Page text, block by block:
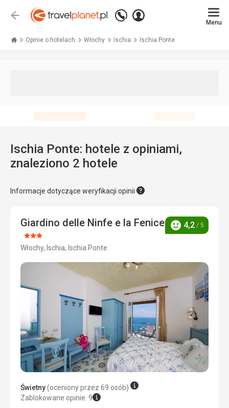
Wstecz
Zadzwoń
+48 71 771 76 55
Zaloguj
Menu
Opinie o hotelach Włochy Ischia Ischia Ponte
Ischia Ponte: hotele z opiniami,
znaleziono 2 hotele
Informacje dotyczące weryfikacji opinii
Giardino delle Ninfe e la Fenice
Ocena:
3/5
Włochy, Ischia, Ischia Ponte
Ocena
4,2 / 5
Świetny(oceniony przez 69 osób)
Zablokowane opinie: 9